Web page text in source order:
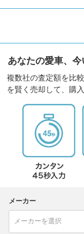
あなたの愛車、今
複数社の査定額を比
を賢く売却して、購
メーカー